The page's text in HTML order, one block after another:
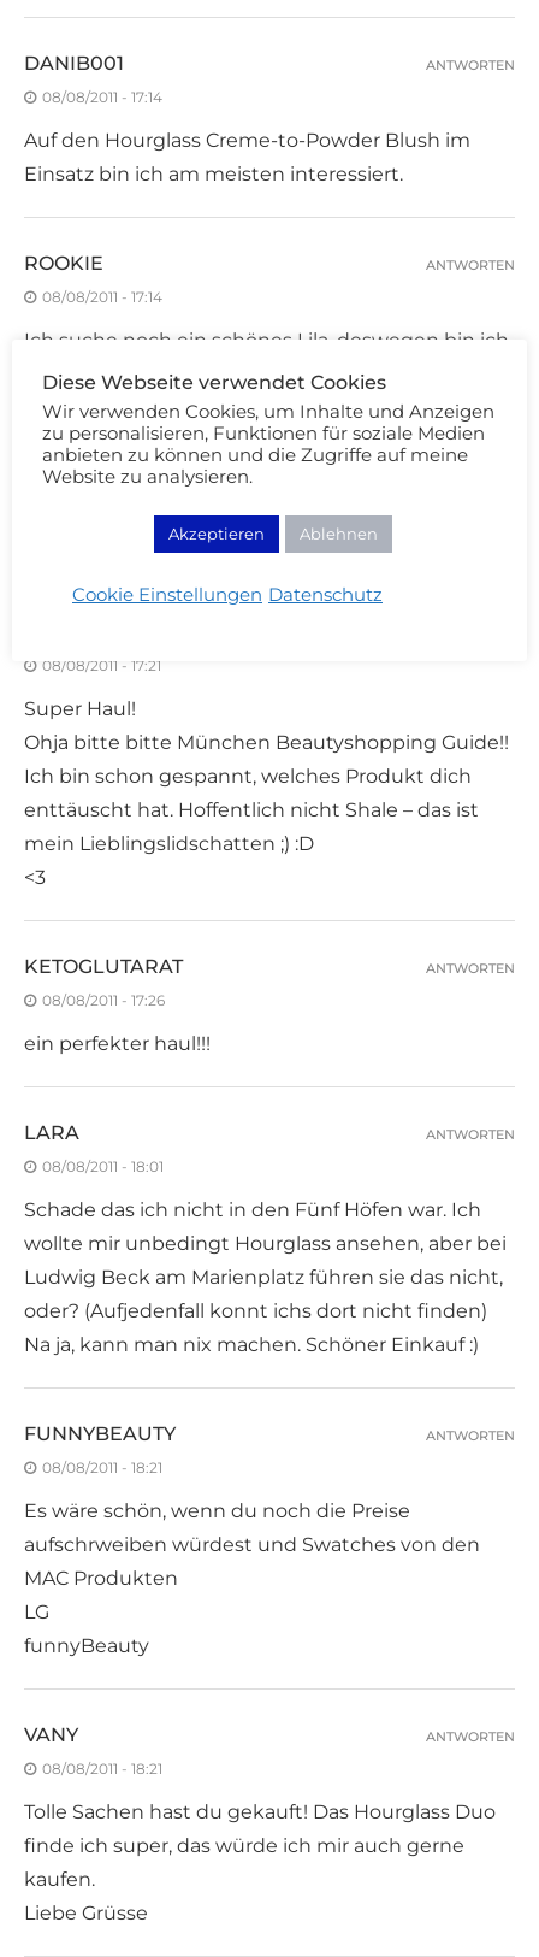
DANIB001
08/08/2011 - 17:14
Auf den Hourglass Creme-to-Powder Blush im
Einsatz bin ich am meisten interessiert.
ANTWORTEN
ROOKIE
08/08/2011 - 17:14
Ich suche noch ein schönes Lila, deswegen bin ich
vorallendingen an Creme de Vioelt interessiert.^^
Und an dem Hourglass-Duo. Hab mit MAC Brit Wit
mein erstes Cremeblush und bin eigentlich ganz
angetan. Mal sehen was Hourglass so drauf hat. ;)
ANTWORTEN
08/08/2011 - 17:21
Super Haul!
Ohja bitte bitte München Beautyshopping Guide!!
Ich bin schon gespannt, welches Produkt dich
enttäuscht hat. Hoffentlich nicht Shale – das ist
mein Lieblingslidschatten ;) :D
<3
KETOGLUTARAT
08/08/2011 - 17:26
ein perfekter haul!!!
ANTWORTEN
LARA
08/08/2011 - 18:01
Schade das ich nicht in den Fünf Höfen war. Ich
wollte mir unbedingt Hourglass ansehen, aber bei
Ludwig Beck am Marienplatz führen sie das nicht,
oder? (Aufjedenfall konnt ichs dort nicht finden)
Na ja, kann man nix machen. Schöner Einkauf :)
ANTWORTEN
FUNNYBEAUTY
08/08/2011 - 18:21
Es wäre schön, wenn du noch die Preise
aufschrweiben würdest und Swatches von den
MAC Produkten
LG
funnyBeauty
ANTWORTEN
VANY
08/08/2011 - 18:21
Tolle Sachen hast du gekauft! Das Hourglass Duo
finde ich super, das würde ich mir auch gerne
kaufen.
Liebe Grüsse
ANTWORTEN
Diese Webseite verwendet Cookies
Wir verwenden Cookies, um Inhalte und Anzeigen
zu personalisieren, Funktionen für soziale Medien
anbieten zu können und die Zugriffe auf meine
Website zu analysieren.
Akzeptieren Ablehnen
Cookie Einstellungen Datenschutz